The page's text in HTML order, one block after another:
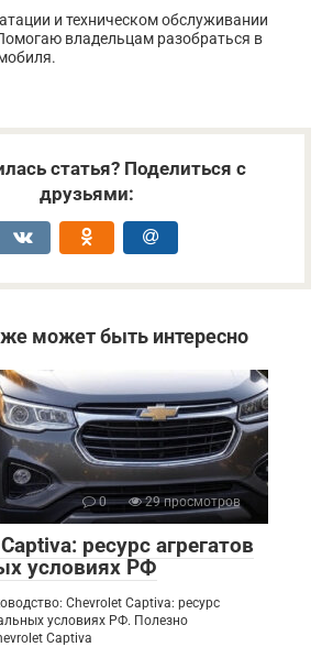
и техническом обслуживании
владельцам разобраться в
статья? Поделиться с
друзьями:
может быть интересно
0 29 просмотров
ресурс агрегатов
условиях РФ
Chevrolet Captiva: ресурс
условиях РФ. Полезно
Captiva